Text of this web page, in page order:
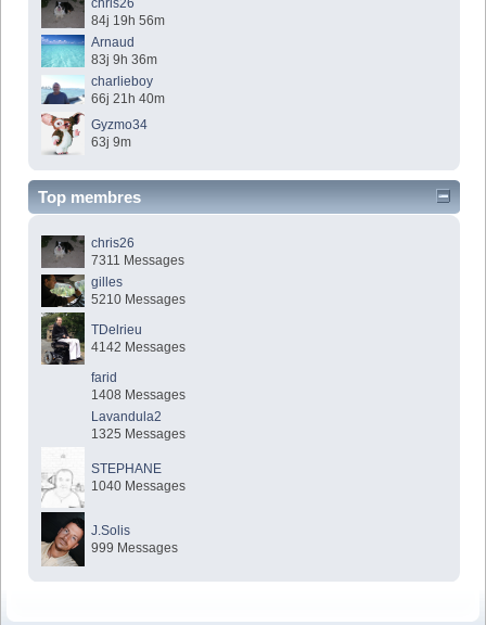
84j 19h 56m
Arnaud
83j 9h 36m
charlieboy
66j 21h 40m
Gyzmo34
63j 9m
Top membres
chris26
7311 Messages
gilles
5210 Messages
TDelrieu
4142 Messages
farid
1408 Messages
Lavandula2
1325 Messages
STEPHANE
1040 Messages
J.Solis
999 Messages